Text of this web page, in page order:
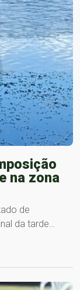
na zona
de
da tarde…